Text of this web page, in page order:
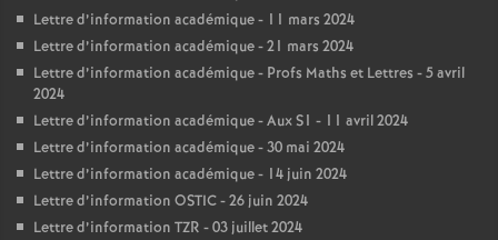
Lettre d’information académique - 11 mars 2024
Lettre d’information académique - 21 mars 2024
Lettre d’information académique - Profs Maths et Lettres - 5 avril
2024
Lettre d’information académique - Aux S1 - 11 avril 2024
Lettre d’information académique - 30 mai 2024
Lettre d’information académique - 14 juin 2024
Lettre d’information OSTIC - 26 juin 2024
Lettre d’information TZR - 03 juillet 2024